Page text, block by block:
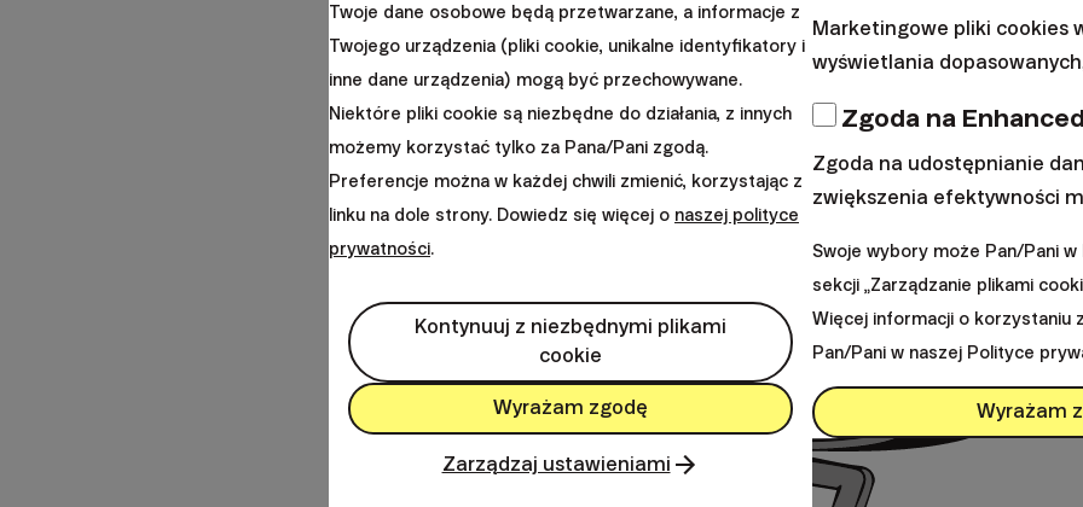
Twoje dane osobowe będą przetwarzane, a informacje z
Twojego urządzenia (pliki cookie, unikalne identyfikatory i
inne dane urządzenia) mogą być przechowywane.
Niektóre pliki cookie są niezbędne do działania, z innych
możemy korzystać tylko za Pana/Pani zgodą.
Preferencje można w każdej chwili zmienić, korzystając z
linku na dole strony. Dowiedz się więcej o naszej polityce
prywatności.
Kontynuuj z niezbędnymi plikami
cookie
Wyrażam zgodę
Zarządzaj ustawieniami
Marketingowe pliki cookies
wyświetlania
Zgoda na
Zgoda na udostępnianie
zwiększenia efektywności
Swoje wybory może Pan/Pani w
sekcji „Zarządzanie plikami
Więcej informacji o korzystaniu
Pan/Pani w naszej Polityce
Wyrażam